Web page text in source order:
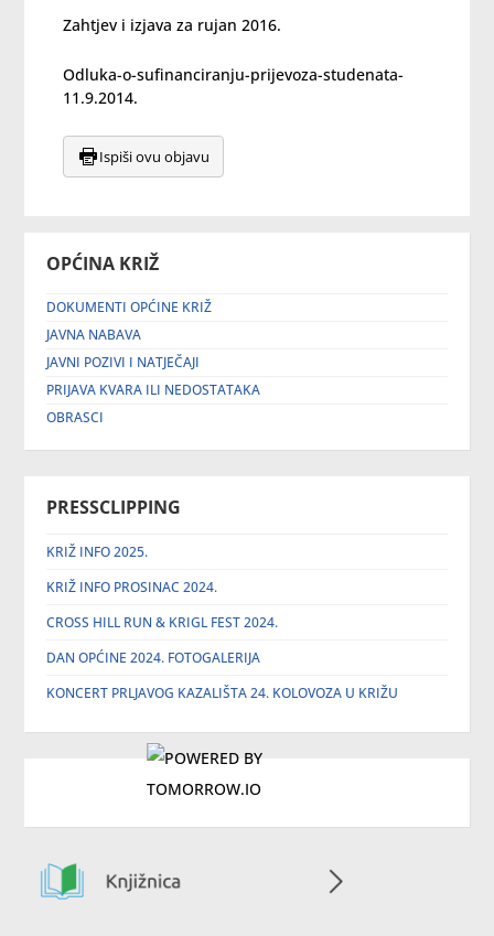
OPĆINA KRIŽ
DOKUMENTI OPĆINE KRIŽ
JAVNA NABAVA
JAVNI POZIVI I NATJEČAJI
PRIJAVA KVARA ILI NEDOSTATAKA
OBRASCI
PRESSCLIPPING
KRIŽ INFO 2025.
KRIŽ INFO PROSINAC 2024.
CROSS HILL RUN & KRIGL FEST 2024.
DAN OPĆINE 2024. FOTOGALERIJA
KONCERT PRLJAVOG KAZALIŠTA 24. KOLOVOZA U KRIŽU
Zahtjev i izjava za rujan 2016.
Odluka-o-sufinanciranju-prijevoza-studenata-
11.9.2014.
Ispiši ovu objavu